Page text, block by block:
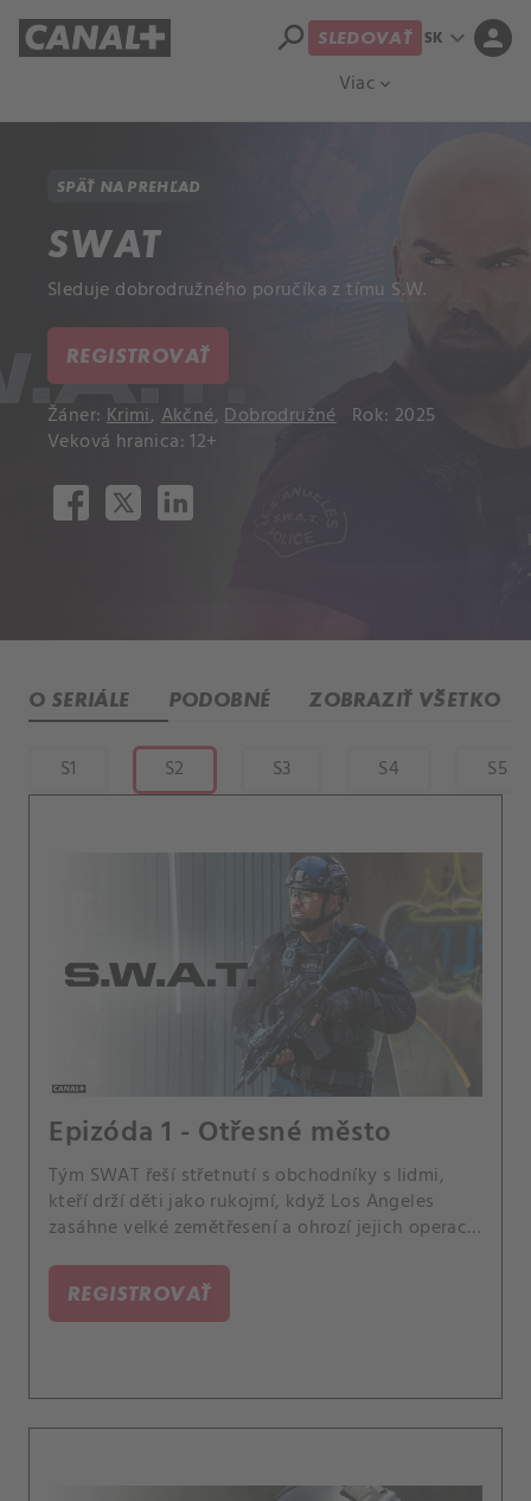
Viac expand_more
search SLEDOVAŤ SK expand_more person
SPÄŤ NA PREHĽAD
SWAT
Sleduje dobrodružného poručíka z tímu S.W.
REGISTROVAŤ
Žáner: Krimi, Akčné,Dobrodružné Rok: 2025
Veková hranica: 12+
O SERIÁLE PODOBNÉ ZOBRAZIŤ VŠETKO
S1 S2 S3 S4 S5
Epizóda 1 - Otřesné město
Tým SWAT řeší střetnutí s obchodníky s lidmi,
kteří drží děti jako rukojmí, když Los Angeles
zasáhne velké zemětřesení a ohrozí jejich operaci.
zástupkyní státního návladního, Niou Wellsovou,
a Jim Street má potíže s přizpůsobením se jeho
nového života jako pochůzkáře.
REGISTROVAŤ